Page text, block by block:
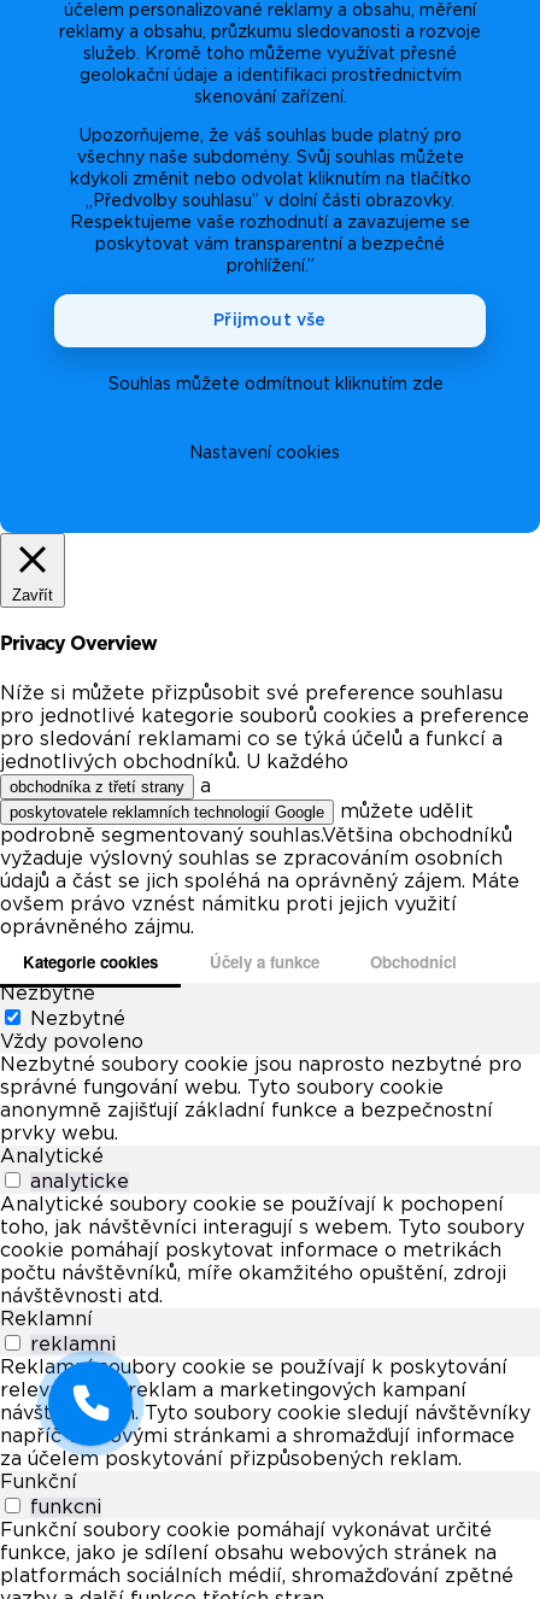
účelem personalizované reklamy a obsahu, měření
reklamy a obsahu, průzkumu sledovanosti a rozvoje
služeb. Kromě toho můžeme využívat přesné
geolokační údaje a identifikaci prostřednictvím
skenování zařízení.
Upozorňujeme, že váš souhlas bude platný pro
všechny naše subdomény. Svůj souhlas můžete
kdykoli změnit nebo odvolat kliknutím na tlačítko
„Předvolby souhlasu” v dolní části obrazovky.
Respektujeme vaše rozhodnutí a zavazujeme se
poskytovat vám transparentní a bezpečné
prohlížení.”
Nastavení cookies
Souhlas můžete odmítnout kliknutím zde
Přijmout vše
Zavřít
Privacy Overview
Níže si můžete přizpůsobit své preference souhlasu
pro jednotlivé kategorie souborů cookies a preference
pro sledování reklamami co se týká účelů a funkcí a
jednotlivých obchodníků. U každého
obchodníka z třetí strany a
poskytovatele reklamních technologií Google
můžete udělit
podrobně segmentovaný souhlas.Většina obchodníků
vyžaduje výslovný souhlas se zpracováním osobních
údajů a část se jich spoléhá na oprávněný zájem. Máte
ovšem právo vznést námitku proti jejich využití
oprávněného zájmu.
Kategorie cookies Účely a funkce Obchodníci
Nezbytné
Nezbytné
Vždy povoleno
Nezbytné soubory cookie jsou naprosto nezbytné pro
správné fungování webu. Tyto soubory cookie
anonymně zajišťují základní funkce a bezpečnostní
prvky webu.
Analytické
analyticke
Analytické soubory cookie se používají k pochopení
toho, jak návštěvníci interagují s webem. Tyto soubory
cookie pomáhají poskytovat informace o metrikách
počtu návštěvníků, míře okamžitého opuštění, zdroji
návštěvnosti atd.
Reklamní
reklamni
Reklamní soubory cookie se používají k poskytování
relevantních reklam a marketingových kampaní
návštěvníkům. Tyto soubory cookie sledují návštěvníky
napříč webovými stránkami a shromažďují informace
za účelem poskytování přizpůsobených reklam.
Funkční
funkcni
Funkční soubory cookie pomáhají vykonávat určité
funkce, jako je sdílení obsahu webových stránek na
platformách sociálních médií, shromažďování zpětné